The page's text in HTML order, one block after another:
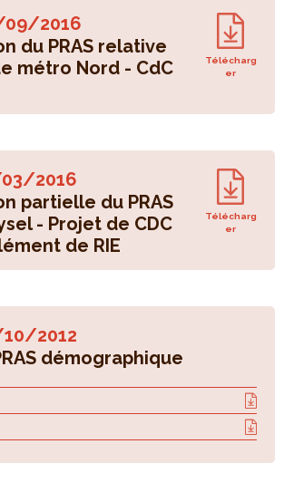
2016
du PRAS relative
métro Nord - CdC
Télécharg
er
2016
partielle du PRAS
- Projet de CDC
de RIE
Télécharg
er
2012
démographique